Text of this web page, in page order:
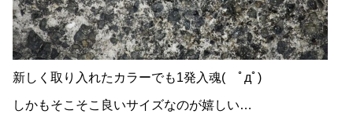
新しく取り入れたカラーでも1発入魂( ﾟдﾟ)
しかもそこそこ良いサイズなのが嬉しい…